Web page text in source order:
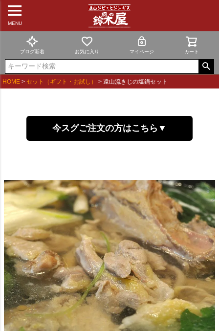
MENU
ブログ新着 お気に入り マイページ カート
HOME セット（ギフト・お試し） 遠山流きじの塩鍋セット
今スグご注文の方はこちら▼